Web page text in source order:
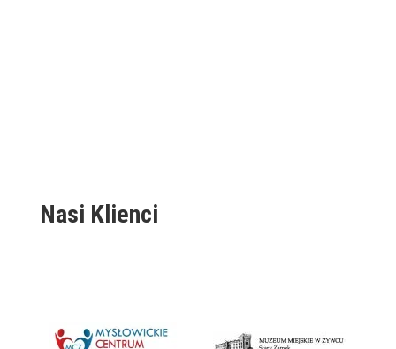
Nasi Klienci